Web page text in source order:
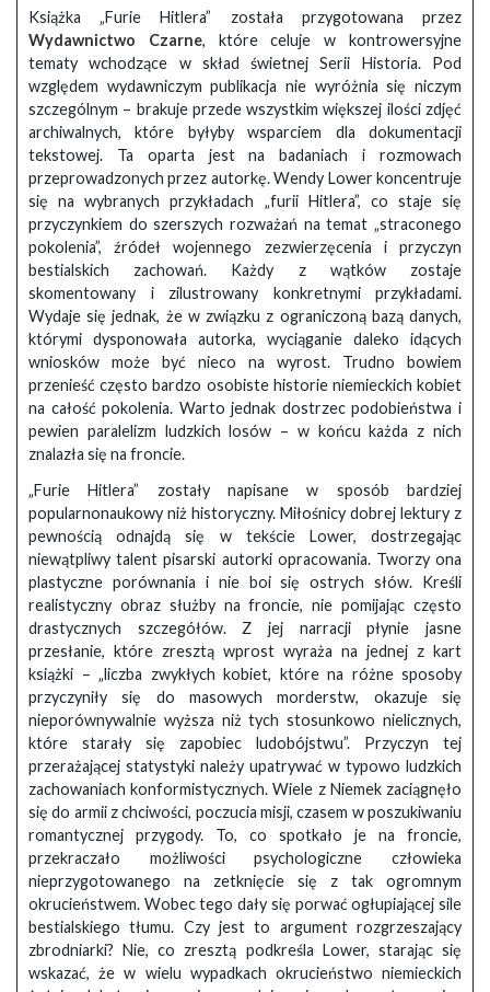
Książka „Furie Hitlera” została przygotowana przez
Wydawnictwo Czarne, które celuje w kontrowersyjne
tematy wchodzące w skład świetnej Serii Historia. Pod
względem wydawniczym publikacja nie wyróżnia się niczym
szczególnym – brakuje przede wszystkim większej ilości zdjęć
archiwalnych, które byłyby wsparciem dla dokumentacji
tekstowej. Ta oparta jest na badaniach i rozmowach
przeprowadzonych przez autorkę. Wendy Lower koncentruje
się na wybranych przykładach „furii Hitlera”, co staje się
przyczynkiem do szerszych rozważań na temat „straconego
pokolenia”, źródeł wojennego zezwierzęcenia i przyczyn
bestialskich zachowań. Każdy z wątków zostaje
skomentowany i zilustrowany konkretnymi przykładami.
Wydaje się jednak, że w związku z ograniczoną bazą danych,
którymi dysponowała autorka, wyciąganie daleko idących
wniosków może być nieco na wyrost. Trudno bowiem
przenieść często bardzo osobiste historie niemieckich kobiet
na całość pokolenia. Warto jednak dostrzec podobieństwa i
pewien paralelizm ludzkich losów – w końcu każda z nich
znalazła się na froncie.
„Furie Hitlera” zostały napisane w sposób bardziej
popularnonaukowy niż historyczny. Miłośnicy dobrej lektury z
pewnością odnajdą się w tekście Lower, dostrzegając
niewątpliwy talent pisarski autorki opracowania. Tworzy ona
plastyczne porównania i nie boi się ostrych słów. Kreśli
realistyczny obraz służby na froncie, nie pomijając często
drastycznych szczegółów. Z jej narracji płynie jasne
przesłanie, które zresztą wprost wyraża na jednej z kart
książki – „liczba zwykłych kobiet, które na różne sposoby
przyczyniły się do masowych morderstw, okazuje się
nieporównywalnie wyższa niż tych stosunkowo nielicznych,
które starały się zapobiec ludobójstwu”. Przyczyn tej
przerażającej statystyki należy upatrywać w typowo ludzkich
zachowaniach konformistycznych. Wiele z Niemek zaciągnęło
się do armii z chciwości, poczucia misji, czasem w poszukiwaniu
romantycznej przygody. To, co spotkało je na froncie,
przekraczało możliwości psychologiczne człowieka
nieprzygotowanego na zetknięcie się z tak ogromnym
okrucieństwem. Wobec tego dały się porwać ogłupiającej sile
bestialskiego tłumu. Czy jest to argument rozgrzeszający
zbrodniarki? Nie, co zresztą podkreśla Lower, starając się
wskazać, że w wielu wypadkach okrucieństwo niemieckich